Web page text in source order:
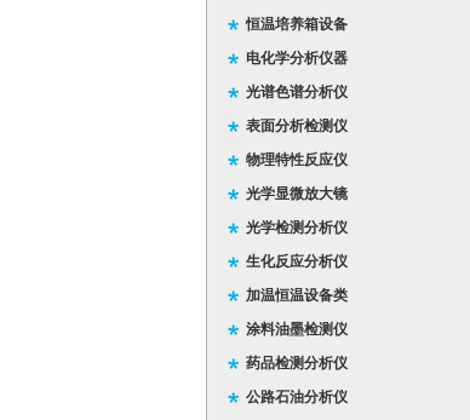
恒温培养箱设备
电化学分析仪器
光谱色谱分析仪
表面分析检测仪
物理特性反应仪
光学显微放大镜
光学检测分析仪
生化反应分析仪
加温恒温设备类
涂料油墨检测仪
药品检测分析仪
公路石油分析仪